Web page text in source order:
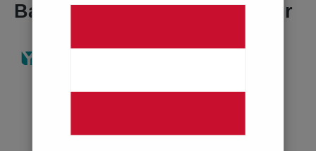
Bayrol Calcinex flüssig 3 Liter